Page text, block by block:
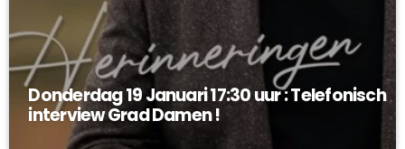
Donderdag 19 Januari 17:30 uur : Telefonisch
interview Grad Damen !